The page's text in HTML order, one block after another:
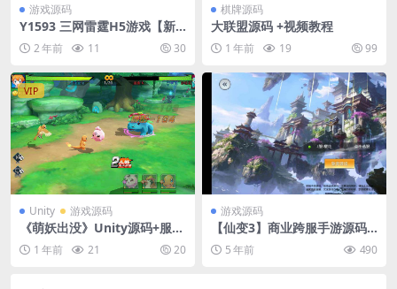
游戏源码
Y1593 三网雷霆H5游戏【新U
I雷霆霸主之齐天圣域H5内购
版】最新整理Linux手工服务
2 年前 11 30
棋牌源码
大联盟源码 +视频教程
1 年前 19 99
VIP
Unity 游戏源码
《萌妖出没》Unity源码+服务
端Java
1 年前 21 20
游戏源码
【仙变3】商业跨服手游源码
修复版+Linux手工端+12位IP
或者域名+网站教程+亲测
5 年前 490